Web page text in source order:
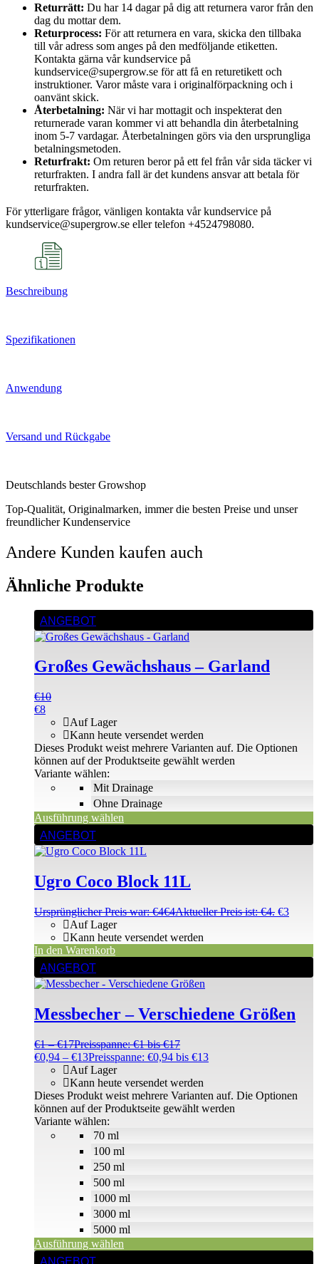
Returrätt: Du har 14 dagar på dig att returnera varor från den
dag du mottar dem.
Returprocess: För att returnera en vara, skicka den tillbaka
till vår adress som anges på den medföljande etiketten.
Kontakta gärna vår kundservice på
kundservice@supergrow.se för att få en returetikett och
instruktioner. Varor måste vara i originalförpackning och i
oanvänt skick.
Återbetalning: När vi har mottagit och inspekterat den
returnerade varan kommer vi att behandla din återbetalning
inom 5-7 vardagar. Återbetalningen görs via den ursprungliga
betalningsmetoden.
Returfrakt: Om returen beror på ett fel från vår sida täcker vi
returfrakten. I andra fall är det kundens ansvar att betala för
returfrakten.
För ytterligare frågor, vänligen kontakta vår kundservice på
kundservice@supergrow.se eller telefon +4524798080.
Beschreibung
Spezifikationen
Anwendung
Versand und Rückgabe
Deutschlands bester Growshop
Top-Qualität, Originalmarken, immer die besten Preise und unser
freundlicher Kundenservice
Andere Kunden kaufen auch
Ähnliche Produkte
ANGEBOT
Großes Gewächshaus – Garland
€10
€8
Mit Drainage
Ohne Drainage
Auf Lager
Kann heute versendet werden
Variante wählen:
Ausführung wählen
Dieses Produkt weist mehrere Varianten auf. Die Optionen
können auf der Produktseite gewählt werden
ANGEBOT
Ugro Coco Block 11L
Ursprünglicher Preis war: €4€4Aktueller Preis ist: €4. €3
Auf Lager
Kann heute versendet werden
In den Warenkorb
ANGEBOT
Messbecher – Verschiedene Größen
€1 –€17Preisspanne: €1 bis €17
€0,94 – €13Preisspanne: €0,94 bis €13
70 ml
100 ml
250 ml
500 ml
1000 ml
3000 ml
5000 ml
Auf Lager
Kann heute versendet werden
Variante wählen:
Ausführung wählen
Dieses Produkt weist mehrere Varianten auf. Die Optionen
können auf der Produktseite gewählt werden
ANGEBOT